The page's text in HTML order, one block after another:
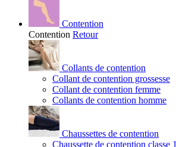
Contention
Contention Retour
Collants de contention
Collant de contention grossesse
Collant de contention femme
Collants de contention homme
Chaussettes de contention
Chaussette de contention classe 1